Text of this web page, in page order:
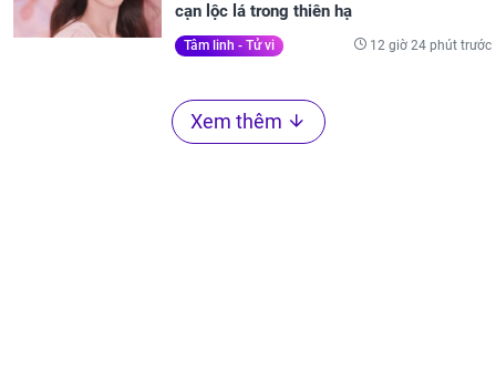
cạn lộc lá trong thiên hạ
Tâm linh - Tử vi 12 giờ 24 phút trước
Xem thêm